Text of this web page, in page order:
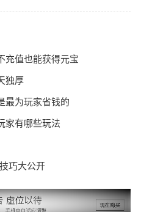
充值也能获得元宝
独厚
最为玩家省钱的
家有哪些玩法
巧大公开